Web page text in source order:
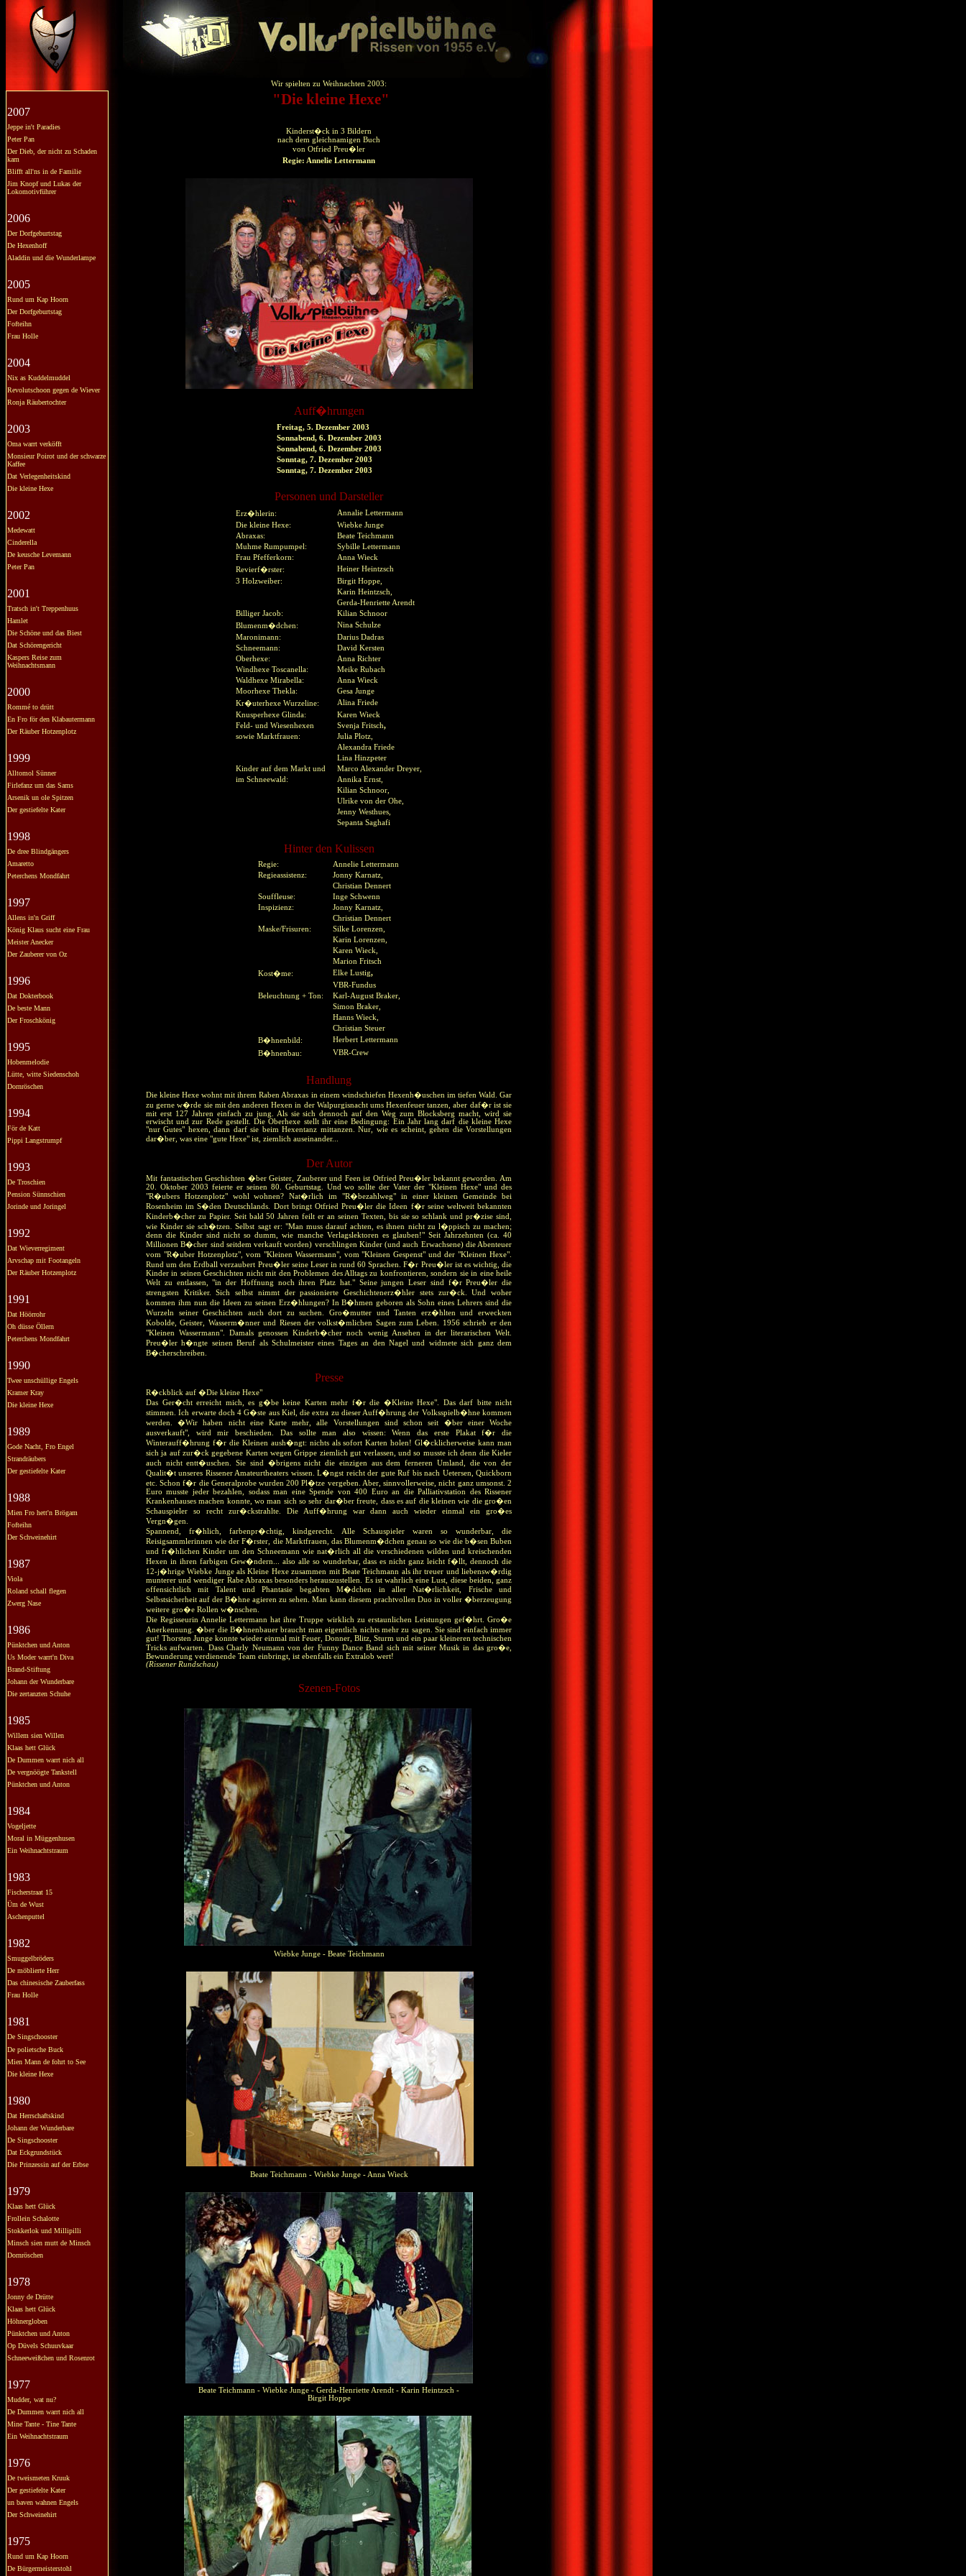
2007
Jeppe in't Paradies
Peter Pan
Der Dieb, der nicht zu Schaden
kam
Blifft all'ns in de Familie
Jim Knopf und Lukas der
Lokomotivführer
2006
Der Dorfgeburtstag
De Hexenhoff
Aladdin und die Wunderlampe
2005
Rund um Kap Hoorn
Der Dorfgeburtstag
Fofteihn
Frau Holle
2004
Nix as Kuddelmuddel
Revolutschoon gegen de Wiever
Ronja Räubertochter
2003
Oma warrt verköfft
Monsieur Poirot und der schwarze
Kaffee
Dat Verlegenheitskind
Die kleine Hexe
2002
Medewatt
Cinderella
De keusche Levemann
Peter Pan
2001
Tratsch in't Treppenhuus
Hamlet
Die Schöne und das Biest
Dat Schörengericht
Kaspers Reise zum
Weihnachtsmann
2000
Rommé to drütt
En Fro för den Klabautermann
Der Räuber Hotzenplotz
1999
Alltomol Sünner
Firlefanz um das Sams
Arsenik un ole Spitzen
Der gestiefelte Kater
1998
De dree Blindgängers
Amaretto
Peterchens Mondfahrt
1997
Allens in'n Griff
König Klaus sucht eine Frau
Meister Anecker
Der Zauberer von Oz
1996
Dat Dokterbook
De beste Mann
Der Froschkönig
1995
Hobenmelodie
Lütte, witte Siedenschoh
Dornröschen
1994
För de Katt
Pippi Langstrumpf
1993
De Troschien
Pension Sünnschien
Jorinde und Joringel
1992
Dat Wieverregiment
Arvschap mit Footangeln
Der Räuber Hotzenplotz
1991
Dat Höörrohr
Oh düsse Öllern
Peterchens Mondfahrt
1990
Twee unschüllige Engels
Kramer Kray
Die kleine Hexe
1989
Gode Nacht, Fro Engel
Strandräubers
Der gestiefelte Kater
1988
Mien Fro hett'n Brögam
Fofteihn
Der Schweinehirt
1987
Viola
Roland schall flegen
Zwerg Nase
1986
Pünktchen und Anton
Us Moder warrt'n Diva
Brand-Stiftung
Johann der Wunderbare
Die zertanzten Schuhe
1985
Willem sien Willen
Klaas hett Glück
De Dummen warrt nich all
De vergnöögte Tankstell
Pünktchen und Anton
1984
Vogeljette
Moral in Müggenhusen
Ein Weihnachtstraum
1983
Fischerstraat 15
Üm de Wust
Aschenputtel
1982
Smuggelbröders
De möblierte Herr
Das chinesische Zauberfass
Frau Holle
1981
De Singschooster
De polietsche Buck
Mien Mann de fohrt to See
Die kleine Hexe
1980
Dat Herrschaftskind
Johann der Wunderbare
De Singschooster
Dat Eckgrundstück
Die Prinzessin auf der Erbse
1979
Klaas hett Glück
Frollein Schalotte
Stokkerlok und Millipilli
Minsch sien mutt de Minsch
Dornröschen
1978
Jonny de Drütte
Klaas hett Glück
Höhnergloben
Pünktchen und Anton
Op Düvels Schuuvkaar
Schneeweißchen und Rosenrot
1977
Mudder, wat nu?
De Dummen warrt nich all
Mine Tante - Tine Tante
Ein Weihnachtstraum
1976
De tweismeten Kruuk
Der gestiefelte Kater
un baven wahnen Engels
Der Schweinehirt
1975
Rund um Kap Hoorn
De Bürgermeisterstohl
Wir spielten zu Weihnachten 2003:
"Die kleine Hexe"
Kinderst�ck in 3 Bildern
nach dem gleichnamigen Buch
von Otfried Preu�ler
Regie: Annelie Lettermann
Auff�hrungen
Freitag, 5. Dezember 2003
Sonnabend, 6. Dezember 2003
Sonnabend, 6. Dezember 2003
Sonntag, 7. Dezember 2003
Sonntag, 7. Dezember 2003
Personen und Darsteller
Erz�hlerin:
Annalie Lettermann
Die kleine Hexe:
Wiebke Junge
Abraxas:
Beate Teichmann
Muhme Rumpumpel:
Sybille Lettermann
Frau Pfefferkorn:
Anna Wieck
Revierf�rster:
Heiner Heintzsch
3 Holzweiber:
Birgit Hoppe,
Karin Heintzsch,
Gerda-Henriette Arendt
Billiger Jacob:
Kilian Schnoor
Blumenm�dchen:
Nina Schulze
Maronimann:
Darius Dadras
Schneemann:
David Kersten
Oberhexe:
Anna Richter
Windhexe Toscanella:
Meike Rubach
Waldhexe Mirabella:
Anna Wieck
Moorhexe Thekla:
Gesa Junge
Kr�uterhexe Wurzeline:
Alina Friede
Knusperhexe Glinda:
Karen Wieck
Feld- und Wiesenhexen
Svenja Fritsch,
sowie Marktfrauen:
Julia Plotz,
Alexandra Friede
Lina Hinzpeter
Kinder auf dem Markt und
Marco Alexander Dreyer,
im Schneewald:
Annika Ernst,
Kilian Schnoor,
Ulrike von der Ohe,
Jenny Westhues,
Sepanta Saghafi
Hinter den Kulissen
Regie:
Annelie Lettermann
Regieassistenz:
Jonny Karnatz,
Christian Dennert
Souffleuse:
Inge Schwenn
Inspizienz:
Jonny Karnatz,
Christian Dennert
Maske/Frisuren:
Silke Lorenzen,
Karin Lorenzen,
Karen Wieck,
Marion Fritsch
Kost�me:
Elke Lustig,
VBR-Fundus
Beleuchtung + Ton:
Karl-August Braker,
Simon Braker,
Hanns Wieck,
Christian Steuer
B�hnenbild:
Herbert Lettermann
B�hnenbau:
VBR-Crew
Handlung
Die kleine Hexe wohnt mit ihrem Raben Abraxas in einem windschiefen Hexenh�uschen im tiefen Wald. Gar
zu gerne w�rde sie mit den anderen Hexen in der Walpurgisnacht ums Hexenfeuer tanzen, aber daf�r ist sie
mit erst 127 Jahren einfach zu jung. Als sie sich dennoch auf den Weg zum Blocksberg macht, wird sie
erwischt und zur Rede gestellt. Die Oberhexe stellt ihr eine Bedingung: Ein Jahr lang darf die kleine Hexe
"nur Gutes" hexen, dann darf sie beim Hexentanz mittanzen. Nur, wie es scheint, gehen die Vorstellungen
dar�ber, was eine "gute Hexe" ist, ziemlich auseinander...
Der Autor
Mit fantastischen Geschichten �ber Geister, Zauberer und Feen ist Otfried Preu�ler bekannt geworden. Am
20. Oktober 2003 feierte er seinen 80. Geburtstag. Und wo sollte der Vater der "Kleinen Hexe" und des
"R�ubers Hotzenplotz" wohl wohnen? Nat�rlich im "R�bezahlweg" in einer kleinen Gemeinde bei
Rosenheim im S�den Deutschlands. Dort bringt Otfried Preu�ler die Ideen f�r seine weltweit bekannten
Kinderb�cher zu Papier. Seit bald 50 Jahren feilt er an seinen Texten, bis sie so schlank und pr�zise sind,
wie Kinder sie sch�tzen. Selbst sagt er: "Man muss darauf achten, es ihnen nicht zu l�ppisch zu machen;
denn die Kinder sind nicht so dumm, wie manche Verlagslektoren es glauben!" Seit Jahrzehnten (ca. 40
Millionen B�cher sind seitdem verkauft worden) verschlingen Kinder (und auch Erwachsene) die Abenteuer
vom "R�uber Hotzenplotz", vom "Kleinen Wassermann", vom "Kleinen Gespenst" und der "Kleinen Hexe".
Rund um den Erdball verzaubert Preu�ler seine Leser in rund 60 Sprachen. F�r Preu�ler ist es wichtig, die
Kinder in seinen Geschichten nicht mit den Problemen des Alltags zu konfrontieren, sondern sie in eine heile
Welt zu entlassen, "in der Hoffnung noch ihren Platz hat." Seine jungen Leser sind f�r Preu�ler die
strengsten Kritiker. Sich selbst nimmt der passionierte Geschichtenerz�hler stets zur�ck. Und woher
kommen ihm nun die Ideen zu seinen Erz�hlungen? In B�hmen geboren als Sohn eines Lehrers sind die
Wurzeln seiner Geschichten auch dort zu suchen. Gro�mutter und Tanten erz�hlten und erweckten
Kobolde, Geister, Wasserm�nner und Riesen der volkst�mlichen Sagen zum Leben. 1956 schrieb er den
"Kleinen Wassermann". Damals genossen Kinderb�cher noch wenig Ansehen in der literarischen Welt.
Preu�ler h�ngte seinen Beruf als Schulmeister eines Tages an den Nagel und widmete sich ganz dem
B�cherschreiben.
Presse
R�ckblick auf �Die kleine Hexe"
Das Ger�cht erreicht mich, es g�be keine Karten mehr f�r die �Kleine Hexe". Das darf bitte nicht
stimmen. Ich erwarte doch 4 G�ste aus Kiel, die extra zu dieser Auff�hrung der Volksspielb�hne kommen
werden. �Wir haben nicht eine Karte mehr, alle Vorstellungen sind schon seit �ber einer Woche
ausverkauft", wird mir beschieden. Das sollte man also wissen: Wenn das erste Plakat f�r die
Winterauff�hrung f�r die Kleinen aush�ngt: nichts als sofort Karten holen! Gl�cklicherweise kann man
sich ja auf zur�ck gegebene Karten wegen Grippe ziemlich gut verlassen, und so musste ich denn die Kieler
auch nicht entt�uschen. Sie sind �brigens nicht die einzigen aus dem ferneren Umland, die von der
Qualit�t unseres Rissener Amateurtheaters wissen. L�ngst reicht der gute Ruf bis nach Uetersen, Quickborn
etc. Schon f�r die Generalprobe wurden 200 Pl�tze vergeben. Aber, sinnvollerweise, nicht ganz umsonst. 2
Euro musste jeder bezahlen, sodass man eine Spende von 400 Euro an die Palliativstation des Rissener
Krankenhauses machen konnte, wo man sich so sehr dar�ber freute, dass es auf die kleinen wie die gro�en
Schauspieler so recht zur�ckstrahlte. Die Auff�hrung war dann auch wieder einmal ein gro�es
Vergn�gen.
Spannend, fr�hlich, farbenpr�chtig, kindgerecht. Alle Schauspieler waren so wunderbar, die
Reisigsammlerinnen wie der F�rster, die Marktfrauen, das Blumenm�dchen genau so wie die b�sen Buben
und fr�hlichen Kinder um den Schneemann wie nat�rlich all die verschiedenen wilden und kreischenden
Hexen in ihren farbigen Gew�ndern... also alle so wunderbar, dass es nicht ganz leicht f�llt, dennoch die
12-j�hrige Wiebke Junge als Kleine Hexe zusammen mit Beate Teichmann als ihr treuer und liebensw�rdig
munterer und wendiger Rabe Abraxas besonders herauszustellen. Es ist wahrlich eine Lust, diese beiden, ganz
offensichtlich mit Talent und Phantasie begabten M�dchen in aller Nat�rlichkeit, Frische und
Selbstsicherheit auf der B�hne agieren zu sehen. Man kann diesem prachtvollen Duo in voller �berzeugung
weitere gro�e Rollen w�nschen.
Die Regisseurin Annelie Lettermann hat ihre Truppe wirklich zu erstaunlichen Leistungen gef�hrt. Gro�e
Anerkennung. �ber die B�hnenbauer braucht man eigentlich nichts mehr zu sagen. Sie sind einfach immer
gut! Thorsten Junge konnte wieder einmal mit Feuer, Donner, Blitz, Sturm und ein paar kleineren technischen
Tricks aufwarten. Dass Charly Neumann von der Funny Dance Band sich mit seiner Musik in das gro�e,
Bewunderung verdienende Team einbringt, ist ebenfalls ein Extralob wert!
(Rissener Rundschau)
Szenen-Fotos
Wiebke Junge - Beate Teichmann
Beate Teichmann - Wiebke Junge - Anna Wieck
Beate Teichmann - Wiebke Junge - Gerda-Henriette Arendt - Karin Heintzsch -
Birgit Hoppe